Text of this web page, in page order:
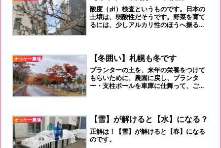
酸度（㏗）検査というものです。日本の
土壌は、弱酸性だそうです。野菜を育て
るには、少しアルカリ性のほうへ振ると
オッケー農場 【冬囲い】札幌も冬です
プランターの土を、来年の栄養をつけて
もらいために、農園に戻し、プランタ
ー・支柱ポールを車庫に仕舞って、ご近
た、来年です。何を作ろうかな～～～！
オッケー農場 【雪】が解けると【水】になる？
正解は！【雪】が解けると【春】になる
のです。